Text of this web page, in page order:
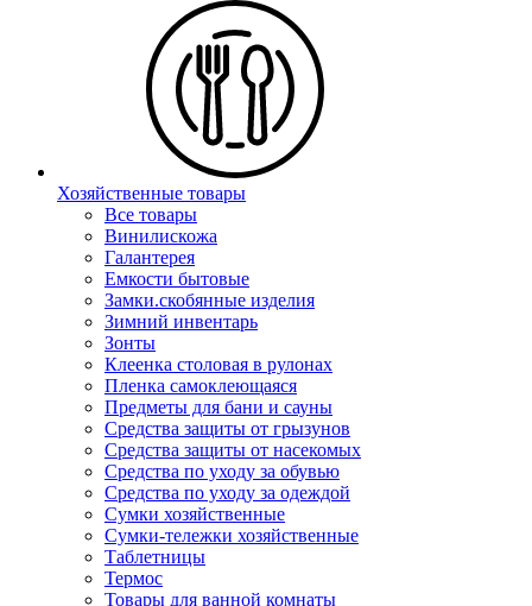
Хозяйственные товары
Все товары
Винилискожа
Галантерея
Емкости бытовые
Замки.скобянные изделия
Зимний инвентарь
Зонты
Клеенка столовая в рулонах
Пленка самоклеющаяся
Предметы для бани и сауны
Средства защиты от грызунов
Средства защиты от насекомых
Средства по уходу за обувью
Средства по уходу за одеждой
Сумки хозяйственные
Сумки-тележки хозяйственные
Таблетницы
Термос
Товары для ванной комнаты